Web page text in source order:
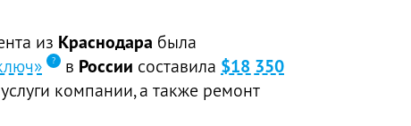
из Краснодара была
в России составила $18 350
компании, а также ремонт